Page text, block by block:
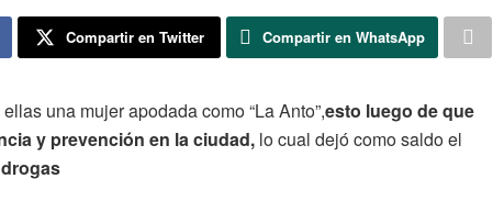
Compartir en Twitter Compartir en WhatsApp
una mujer apodada como “La Anto”,esto luego de que
y prevención en la ciudad, lo cual dejó como saldo el